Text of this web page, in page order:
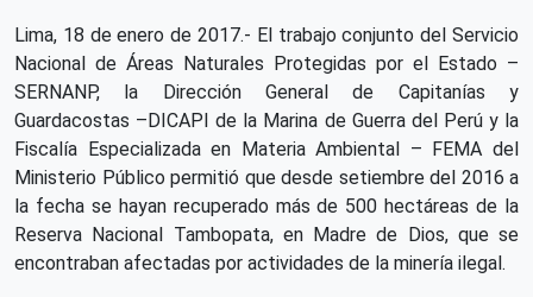
Lima, 18 de enero de 2017.- El trabajo conjunto del Servicio
Nacional de Áreas Naturales Protegidas por el Estado –
SERNANP, la Dirección General de Capitanías y
Guardacostas –DICAPI de la Marina de Guerra del Perú y la
Fiscalía Especializada en Materia Ambiental – FEMA del
Ministerio Público permitió que desde setiembre del 2016 a
la fecha se hayan recuperado más de 500 hectáreas de la
Reserva Nacional Tambopata, en Madre de Dios, que se
encontraban afectadas por actividades de la minería ilegal.